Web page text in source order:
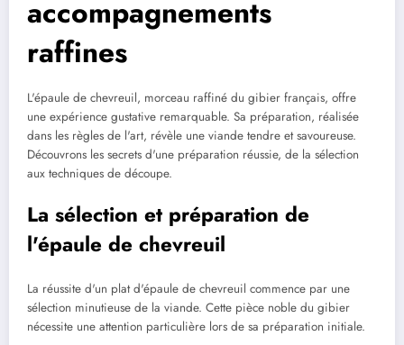
accompagnements
raffines
L'épaule de chevreuil, morceau raffiné du gibier français, offre
une expérience gustative remarquable. Sa préparation, réalisée
dans les règles de l'art, révèle une viande tendre et savoureuse.
Découvrons les secrets d'une préparation réussie, de la sélection
aux techniques de découpe.
La sélection et préparation de
l'épaule de chevreuil
La réussite d'un plat d'épaule de chevreuil commence par une
sélection minutieuse de la viande. Cette pièce noble du gibier
nécessite une attention particulière lors de sa préparation initiale.